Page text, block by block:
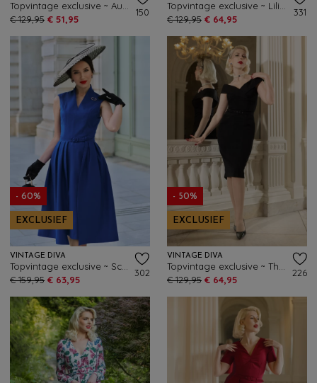
€ 129,95 € 51,95
150
€ 129,95 € 64,95
331
- 60%
EXCLUSIEF
VINTAGE DIVA
€ 159,95 € 63,95
302
- 50%
EXCLUSIEF
VINTAGE DIVA
€ 129,95 € 64,95
226